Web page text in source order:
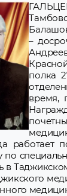
–
полка
время,
работает
по
в